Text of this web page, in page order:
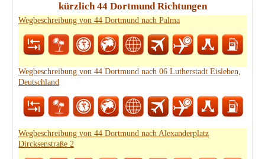
kürzlich 44 Dortmund Richtungen
Wegbeschreibung von 44 Dortmund nach Palma
Wegbeschreibung von 44 Dortmund nach 06 Lutherstadt Eisleben,
Deutschland
Wegbeschreibung von 44 Dortmund nach Alexanderplatz
Dircksenstraße 2